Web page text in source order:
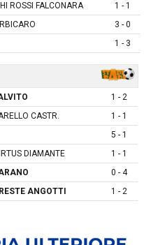
ROSSI FALCONARA
1 - 1
3 - 0
1 - 3
1 - 2
CASTR.
1 - 1
5 - 1
DIAMANTE
1 - 1
0 - 4
ANGOTTI 1 - 2